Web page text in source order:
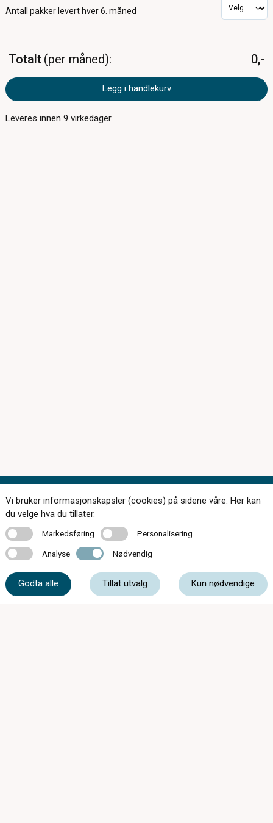
Antall pakker levert hver 6. måned
Totalt per måned 0,-
Legg i handlekurv
Leveres innen9 virkedager
Kontakt oss
Vi bruker informasjonskapsler (cookies) på sidene våre. Her kan
du velge hva du tillater.
MarkedsføringMarkedsføring PersonaliseringPersonalisering
Analyse Analyse Nødvendig Nødvendig
Godta alle Tillat utvalg Kun nødvendige